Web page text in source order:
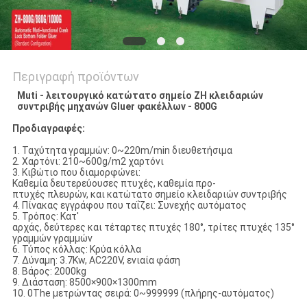
Περιγραφή προϊόντων
Muti - λειτουργικό κατώτατο σημείο ZH κλειδαριών
συντριβής μηχανών Gluer φακέλλων - 800G
Προδιαγραφές:
1. Ταχύτητα γραμμών: 0~220m/min διευθετήσιμα
2. Χαρτόνι: 210~600g/m2 χαρτόνι
3. Κιβώτιο που διαμορφώνει:
Καθεμία δευτερεύουσες πτυχές, καθεμία προ-
πτυχές πλευρών, και κατώτατο σημείο κλειδαριών συντριβής
4. Πίνακας εγγράφου που ταΐζει: Συνεχής αυτόματος
5. Τρόπος: Κατ'
αρχάς, δεύτερες και τέταρτες πτυχές 180°, τρίτες πτυχές 135°
γραμμών γραμμών
6. Τύπος κόλλας: Κρύα κόλλα
7. Δύναμη: 3.7Kw, AC220V, ενιαία φάση
8. Βάρος: 2000kg
9. Διάσταση: 8500×900×1300mm
10. 0The μετρώντας σειρά: 0~999999 (πλήρης-αυτόματος)